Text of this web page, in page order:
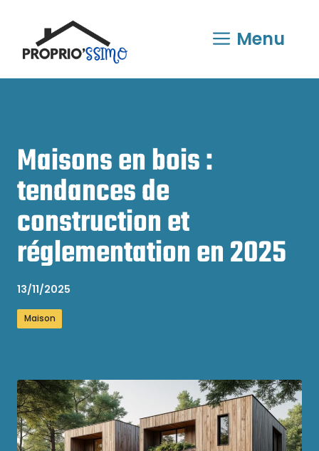
contenu
Menu
Maisons en bois :
tendances de
construction et
réglementation en 2025
13/11/2025
Maison